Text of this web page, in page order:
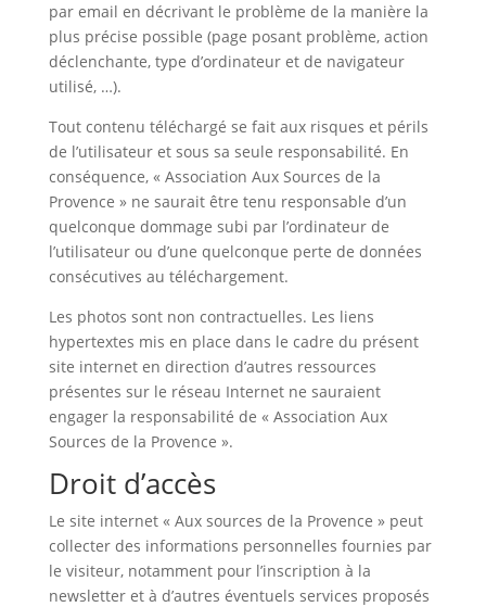
par email en décrivant le problème de la manière la
plus précise possible (page posant problème, action
déclenchante, type d’ordinateur et de navigateur
utilisé, …).
Tout contenu téléchargé se fait aux risques et périls
de l’utilisateur et sous sa seule responsabilité. En
conséquence, « Association Aux Sources de la
Provence » ne saurait être tenu responsable d’un
quelconque dommage subi par l’ordinateur de
l’utilisateur ou d’une quelconque perte de données
consécutives au téléchargement.
Les photos sont non contractuelles. Les liens
hypertextes mis en place dans le cadre du présent
site internet en direction d’autres ressources
présentes sur le réseau Internet ne sauraient
engager la responsabilité de « Association Aux
Sources de la Provence ».
Droit d’accès
Le site internet « Aux sources de la Provence » peut
collecter des informations personnelles fournies par
le visiteur, notamment pour l’inscription à la
newsletter et à d’autres éventuels services proposés